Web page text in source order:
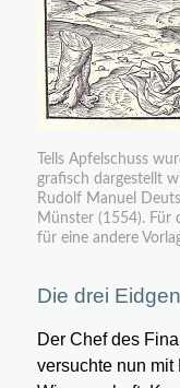
Tells Apfelschuss
grafisch dargestellt
Rudolf Manuel
Münster (1554). Für
für eine andere
Die drei
Der Chef des
versuchte nun